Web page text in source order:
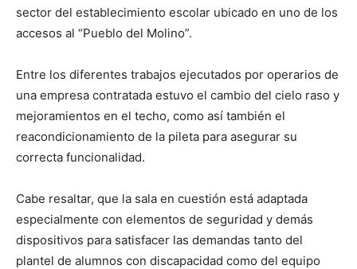
sector del establecimiento escolar ubicado en uno de los
accesos al “Pueblo del Molino”.
Entre los diferentes trabajos ejecutados por operarios de
una empresa contratada estuvo el cambio del cielo raso y
mejoramientos en el techo, como así también el
reacondicionamiento de la pileta para asegurar su
correcta funcionalidad.
Cabe resaltar, que la sala en cuestión está adaptada
especialmente con elementos de seguridad y demás
dispositivos para satisfacer las demandas tanto del
plantel de alumnos con discapacidad como del equipo